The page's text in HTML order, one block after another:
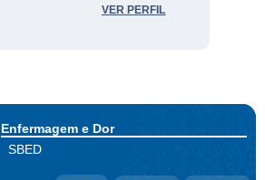
VER PERFIL
Enfermagem e Dor
SBED